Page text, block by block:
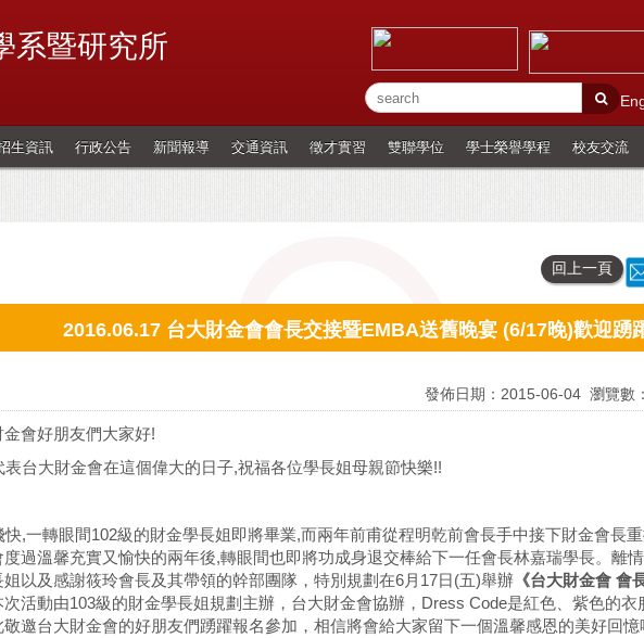
系暨研究所
生資訊 行政公告 新聞報導 交通資訊 徵才實習 雙聯學位 學士榮譽學程 校友交流
回上一頁
2016.06.17 台大財金會會長交接暨EMBA送舊晚宴 (6/17晚)歡迎踴
發佈日期：2015-06-04 瀏覽數
金會好朋友們大家好!
台大財金會在這個偉大的日子,祝福各位學長姐母親節快樂!!
,一轉眼間102級的財金學長姐即將畢業,而兩年前甫從程明乾前會長手中接下財金會長
過溫馨充實又愉快的兩年後,轉眼間也即將功成身退交棒給下一任會長林嘉瑞學長。離
姐以及感謝筱玲會長及其帶領的幹部團隊，特別規劃在6月17日(五)舉辦 《台大財金會 會
次活動由103級的財金學長姐規劃主辦，台大財金會協辦，Dress Code是紅色、紫色的
敬邀台大財金會的好朋友們踴躍報名參加，相信將會給大家留下一個溫馨感恩的美好回